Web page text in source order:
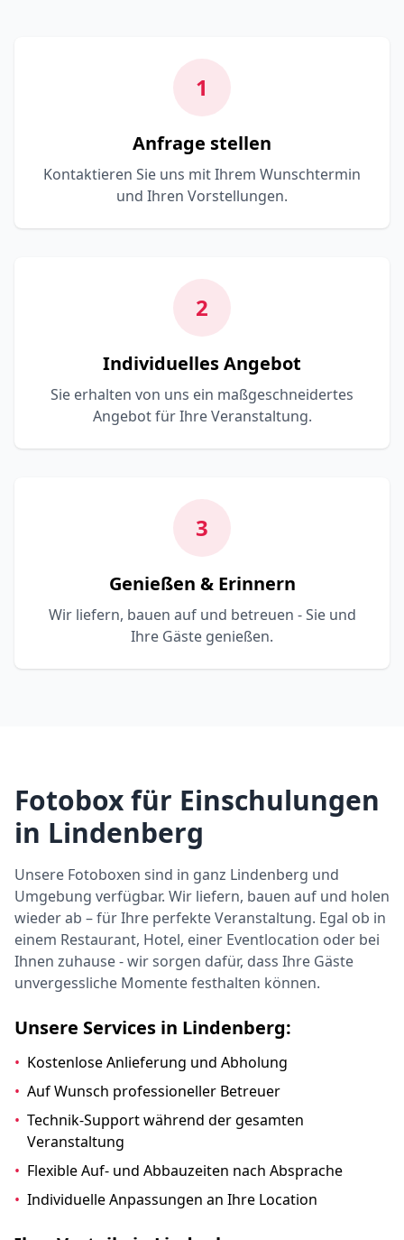
1
Anfrage stellen
Kontaktieren Sie uns mit Ihrem Wunschtermin
und Ihren Vorstellungen.
2
Individuelles Angebot
Sie erhalten von uns ein maßgeschneidertes
Angebot für Ihre Veranstaltung.
3
Genießen & Erinnern
Wir liefern, bauen auf und betreuen - Sie und
Ihre Gäste genießen.
Fotobox für Einschulungen
in Lindenberg
Unsere Fotoboxen sind in ganz Lindenberg und
Umgebung verfügbar. Wir liefern, bauen auf und holen
wieder ab – für Ihre perfekte Veranstaltung. Egal ob in
einem Restaurant, Hotel, einer Eventlocation oder bei
Ihnen zuhause - wir sorgen dafür, dass Ihre Gäste
unvergessliche Momente festhalten können.
Unsere Services in Lindenberg:
• Kostenlose Anlieferung und Abholung
• Auf Wunsch professioneller Betreuer
• Technik-Support während der gesamten
Veranstaltung
• Flexible Auf- und Abbauzeiten nach Absprache
• Individuelle Anpassungen an Ihre Location